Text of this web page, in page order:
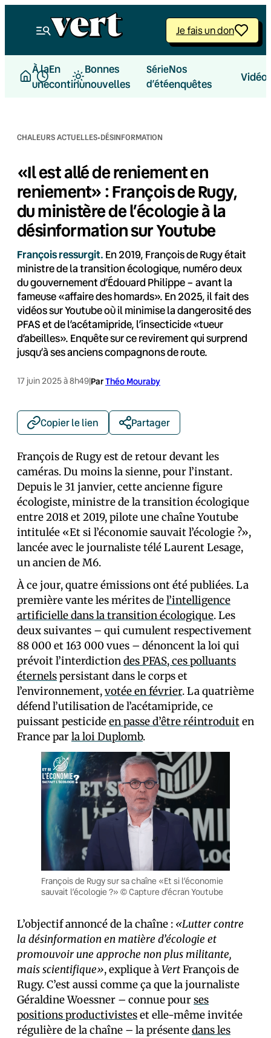
Je fais un don
À la
une
En
continu
Bonnes
nouvelles
Série
d’été
Nos
enquêtes
CHALEURS ACTUELLES·DÉSINFORMATION
«Il est allé de reniement en
reniement» : François de Rugy,
du ministère de l’écologie à la
désinformation sur Youtube
François ressurgit. En 2019, François de Rugy était
ministre de la transition écologique, numéro deux
du gouvernement d’Édouard Philippe – avant la
fameuse «affaire des homards». En 2025, il fait des
vidéos sur Youtube où il minimise la dangerosité des
PFAS et de l’acétamipride, l’insecticide «tueur
d’abeilles». Enquête sur ce revirement qui surprend
jusqu’à ses anciens compagnons de route.
17 juin 2025 à 8h49|ParThéo Mouraby
Copier le lien Partager
François de Rugy est de retour devant les
caméras. Du moins la sienne, pour l’instant.
Depuis le 31 janvier, cette ancienne figure
écologiste, ministre de la transition écologique
entre 2018 et 2019, pilote une chaîne Youtube
intitulée «Et si l’économie sauvait l’écologie ?»,
lancée avec le journaliste télé Laurent Lesage,
un ancien de M6.
À ce jour, quatre émissions ont été publiées. La
première vante les mérites del’intelligence
artificielle dans la transition écologique. Les
deux suivantes – qui cumulent respectivement
88 000 et 163 000 vues – dénoncent la loi qui
prévoit l’interdictiondes PFAS, ces polluants
éternelspersistant dans le corps et
l’environnement,votée en février. La quatrième
défend l’utilisation de l’acétamipride, ce
puissant pesticideen passe d’être réintroduiten
France parla loi Duplomb.
François de Rugy sur sa chaîne «Et si l’économie
sauvait l’écologie ?» © Capture d’écran Youtube
L’objectif annoncé de la chaîne : «Lutter contre
la désinformation en matière d’écologie et
promouvoir une approche non plus militante,
mais scientifique», explique àVertFrançois de
Rugy. C’est aussi comme ça que la journaliste
Géraldine Woessner – connue pourses
positions productivisteset elle-même invitée
régulière de la chaîne – la présentedans les